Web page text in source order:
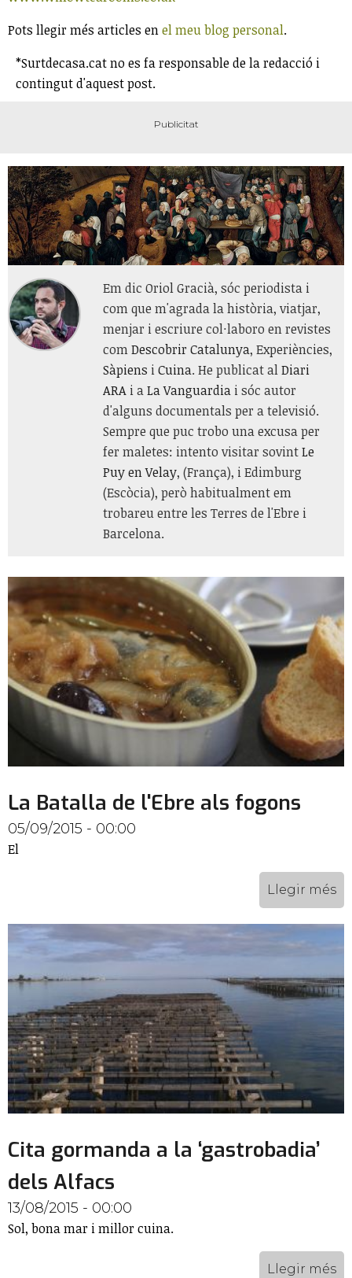
Pots llegir més articles enel meu blog personal.
*Surtdecasa.cat no es fa responsable de la redacció i
contingut d'aquest post.
Em dic OriolGracià, sóc periodista i
com que m'agrada la història, viatjar,
menjar i escriure col·laboro en revistes
comDescobrir Catalunya, Experiències,
Sàpiens iCuina. He publicat alDiari
ARA i aLa Vanguardia i sóc autor
d'alguns documentals per a televisió.
Sempre que puc trobo una excusa per
fer maletes: intento visitar sovintLe
Puy en Velay, (França), i Edimburg
(Escòcia), però habitualment em
trobareu entre les Terres de l'Ebre i
Barcelona.
La Batalla de l'Ebre als fogons
05/09/2015 - 00:00
El
Llegir més
Cita gormanda a la ‘gastrobadia’
dels Alfacs
13/08/2015 - 00:00
Sol, bona mar i millor cuina.
Llegir més